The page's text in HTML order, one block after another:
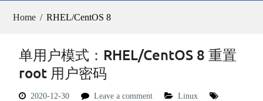
Home RHEL/CentOS 8
单用户模式：RHEL/CentOS 8 重置
root 用户密码
2020-12-30 Leave a comment
Linux